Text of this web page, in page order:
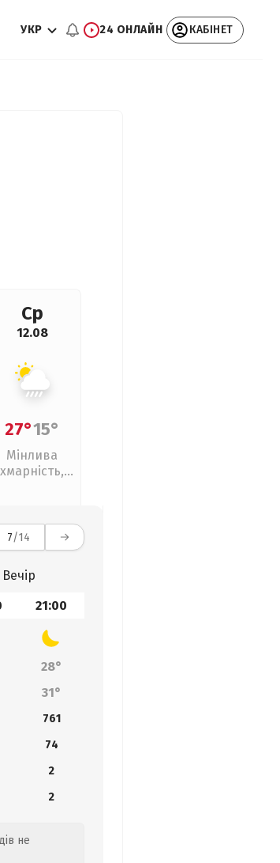
УКР 24 ОНЛАЙН КАБІНЕТ
Ср
12.08
27°15°
Мінлива
хмарність,
7/14
Вечір
21:00
28°
31°
761
74
2
2
не